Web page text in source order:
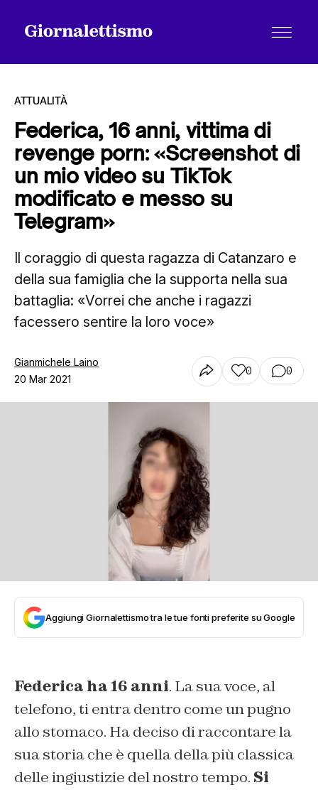
Tutti gli articoli
Chi siamo
Contatti
ATTUALITÀ
Federica, 16 anni, vittima di
revenge porn: «Screenshot di
un mio video su TikTok
modificato e messo su
Telegram»
Il coraggio di questa ragazza di Catanzaro e
della sua famiglia che la supporta nella sua
battaglia: «Vorrei che anche i ragazzi
facessero sentire la loro voce»
Gianmichele Laino
20 Mar 2021
0 0
Aggiungi Giornalettismo tra le tue fonti preferite su Google
Federica ha 16 anni. La sua voce, al
telefono, ti entra dentro come un pugno
allo stomaco. Ha deciso di raccontare la
sua storia che è quella della più classica
delle ingiustizie del nostro tempo. Si